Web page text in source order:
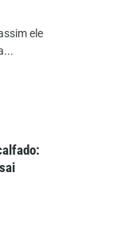
ele